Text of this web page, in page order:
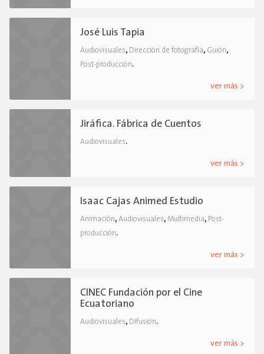
José Luis Tapia
Audiovisuales, Dirección de fotografía, Guión,
Post-producción.
ver más >
Jiráfica. Fábrica de Cuentos
Audiovisuales.
ver más >
Isaac Cajas Animed Estudio
Animación, Audiovisuales, Multimedia, Post-
producción.
ver más >
CINEC Fundación por el Cine
Ecuatoriano
Audiovisuales, DIfusión.
ver más >